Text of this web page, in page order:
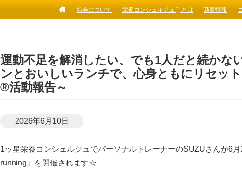
協会について 栄養コンシェルジュ ® とは 新着情報
運動不足を解消したい、でも1人だと続かな
ンとおいしいランチで、心身ともにリセッ
®活動報告～
2026年6月10日
1ッ星栄養コンシェルジュでパーソナルトレーナーのSUZUさんが6
running』を開催されます☆